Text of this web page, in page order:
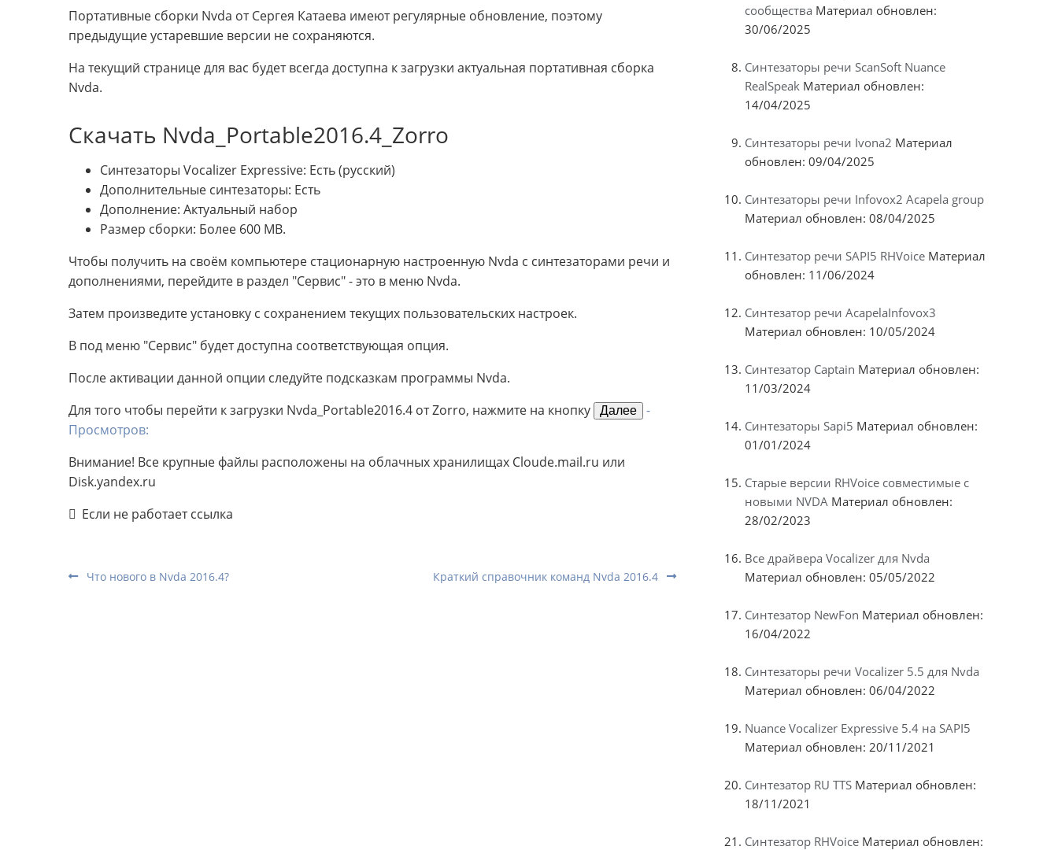
Портативные сборки Nvda от Сергея Катаева имеют регулярные обновление, поэтому
предыдущие устаревшие версии не сохраняются.
На текущий странице для вас будет всегда доступна к загрузки актуальная портативная сборка
Nvda.
Скачать Nvda_Portable2016.4_Zorro
Синтезаторы Vocalizer Expressive: Есть (русский)
Дополнительные синтезаторы: Есть
Дополнение: Актуальный набор
Размер сборки: Более 600 MB.
Чтобы получить на своём компьютере стационарную настроенную Nvda с синтезаторами речи и
дополнениями, перейдите в раздел "Сервис" - это в меню Nvda.
Затем произведите установку с сохранением текущих пользовательских настроек.
В под меню "Сервис" будет доступна соответствующая опция.
После активации данной опции следуйте подсказкам программы Nvda.
Для того чтобы перейти к загрузки Nvda_Portable2016.4 от Zorro, нажмите на кнопку
Далее
-
Просмотров:
Внимание! Все крупные файлы расположены на облачных хранилищах Cloude.mail.ru или
Disk.yandex.ru
Если не работает ссылка
Что нового в Nvda 2016.4? Краткий справочник команд Nvda 2016.4
сообщества Материал обновлен:
30/06/2025
Синтезаторы речи ScanSoft Nuance
RealSpeak Материал обновлен:
14/04/2025
Синтезаторы речи Ivona2 Материал
обновлен: 09/04/2025
Синтезаторы речи Infovox2 Acapela group
Материал обновлен: 08/04/2025
Синтезатор речи SAPI5 RHVoice Материал
обновлен: 11/06/2024
Синтезатор речи AcapelaInfovox3
Материал обновлен: 10/05/2024
Синтезатор Captain Материал обновлен:
11/03/2024
Синтезаторы Sapi5 Материал обновлен:
01/01/2024
Старые версии RHVoice совместимые с
новыми NVDA Материал обновлен:
28/02/2023
Все драйвера Vocalizer для Nvda
Материал обновлен: 05/05/2022
Синтезатор NewFon Материал обновлен:
16/04/2022
Синтезаторы речи Vocalizer 5.5 для Nvda
Материал обновлен: 06/04/2022
Nuance Vocalizer Expressive 5.4 на SAPI5
Материал обновлен: 20/11/2021
Синтезатор RU TTS Материал обновлен:
18/11/2021
Синтезатор RHVoice Материал обновлен: